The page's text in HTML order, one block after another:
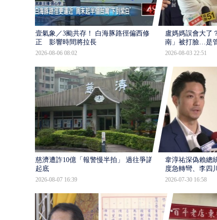
壹氣象／3颱共存！ 白海豚路徑偏西修
正 影響時間將拉長
2026-08-06 08:02
盧媽媽誤會大了
南」被打臉…是
2026-08-03 22:51
慈濟遭詐10億「報警慢半拍」 過往爭議遭
起底
2026-08-07 16:39
韋淳祐深偽賴總
度急轉彎、李四
2026-07-30 16:58